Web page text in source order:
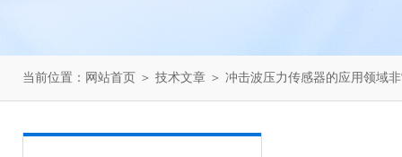
当前位置： 网站首页 ＞ 技术文章 ＞ 冲击波压力传感器的应用领域